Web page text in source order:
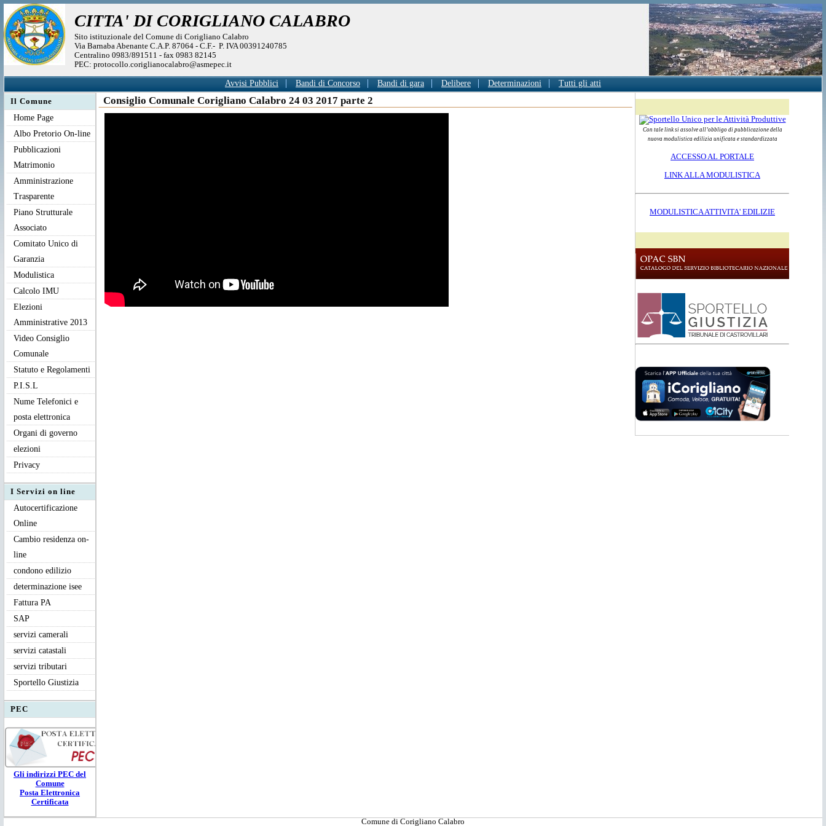
CITTA' DI CORIGLIANO CALABRO
Sito istituzionale del Comune di Corigliano Calabro
Via Barnaba Abenante C.A.P. 87064 - C.F.- P. IVA 00391240785
Centralino 0983/891511 - fax 0983 82145
PEC: protocollo.coriglianocalabro@asmepec.it
Avvisi Pubblici Bandi di Concorso Bandi di gara Delibere Determinazioni Tutti gli atti
Consiglio Comunale Corigliano Calabro 24 03 2017 parte 2
Il Comune
Home Page
Albo Pretorio On-line
Pubblicazioni
Matrimonio
Amministrazione
Trasparente
Piano Strutturale
Associato
Comitato Unico di
Garanzia
Modulistica
Calcolo IMU
Elezioni
Amministrative 2013
Video Consiglio
Comunale
Statuto e Regolamenti
P.I.S.L
Nume Telefonici e
posta elettronica
Organi di governo
elezioni
Privacy
I Servizi on line
Autocertificazione
Online
Cambio residenza on-
line
condono edilizio
determinazione isee
Fattura PA
SAP
servizi camerali
servizi catastali
servizi tributari
Sportello Giustizia
PEC
Gli indirizzi PEC del
Comune
Posta Elettronica
Certificata
Con tale link si assolve all’obbligo di pubblicazione della
nuova modulistica edilizia unificata e standardizzata
ACCESSO AL PORTALE
LINK ALLA MODULISTICA
MODULISTICA ATTIVITA' EDILIZIE
Comune di Corigliano Calabro